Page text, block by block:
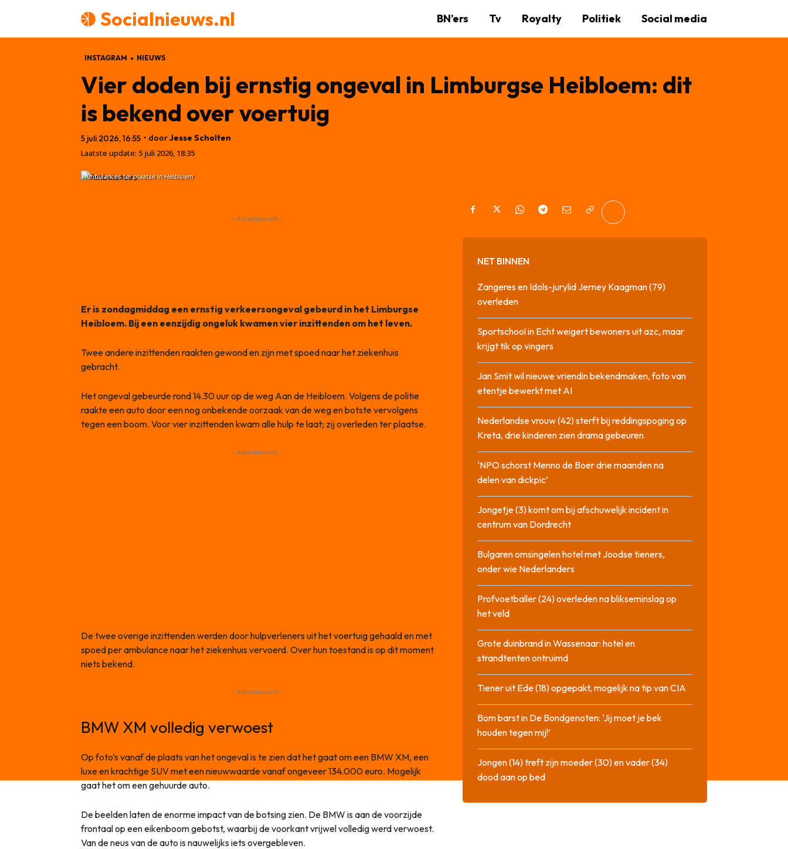
Socialnieuws.nl BN’ers Tv Royalty Politiek Social media
INSTAGRAM NIEUWS
Vier doden bij ernstig ongeval in Limburgse Heibloem: dit
is bekend over voertuig
5 juli 2026, 16:55 • doorJesse Scholten
Laatste update: 5 juli 2026, 18:35
Ambulances ter plaatse in Heibloem
- Advertisement -
Er is zondagmiddag een ernstig verkeersongeval gebeurd in het Limburgse
Heibloem. Bij een eenzijdig ongeluk kwamen vier inzittenden om het leven.
Twee andere inzittenden raakten gewond en zijn met spoed naar het ziekenhuis
gebracht.
Het ongeval gebeurde rond 14.30 uur op de weg Aan de Heibloem. Volgens de politie
raakte een auto door een nog onbekende oorzaak van de weg en botste vervolgens
tegen een boom. Voor vier inzittenden kwam alle hulp te laat; zij overleden ter plaatse.
- Advertisement -
De twee overige inzittenden werden door hulpverleners uit het voertuig gehaald en met
spoed per ambulance naar het ziekenhuis vervoerd. Over hun toestand is op dit moment
niets bekend.
- Advertisement -
BMW XM volledig verwoest
Op foto’s vanaf de plaats van het ongeval is te zien dat het gaat om een BMW XM, een
luxe en krachtige SUV met een nieuwwaarde vanaf ongeveer 134.000 euro. Mogelijk
gaat het om een gehuurde auto.
De beelden laten de enorme impact van de botsing zien. De BMW is aan de voorzijde
frontaal op een eikenboom gebotst, waarbij de voorkant vrijwel volledig werd verwoest.
Van de neus van de auto is nauwelijks iets overgebleven.
NET BINNEN
Zangeres en Idols-jurylid Jerney Kaagman (79)
overleden
Sportschool in Echt weigert bewoners uit azc, maar
krijgt tik op vingers
Jan Smit wil nieuwe vriendin bekendmaken, foto van
etentje bewerkt met AI
Nederlandse vrouw (42) sterft bij reddingspoging op
Kreta, drie kinderen zien drama gebeuren
‘NPO schorst Menno de Boer drie maanden na
delen van dickpic’
Jongetje (3) komt om bij afschuwelijk incident in
centrum van Dordrecht
Bulgaren omsingelen hotel met Joodse tieners,
onder wie Nederlanders
Profvoetballer (24) overleden na blikseminslag op
het veld
Grote duinbrand in Wassenaar: hotel en
strandtenten ontruimd
Tiener uit Ede (18) opgepakt, mogelijk na tip van CIA
Bom barst in De Bondgenoten: ‘Jij moet je bek
houden tegen mij!’
Jongen (14) treft zijn moeder (30) en vader (34)
dood aan op bed